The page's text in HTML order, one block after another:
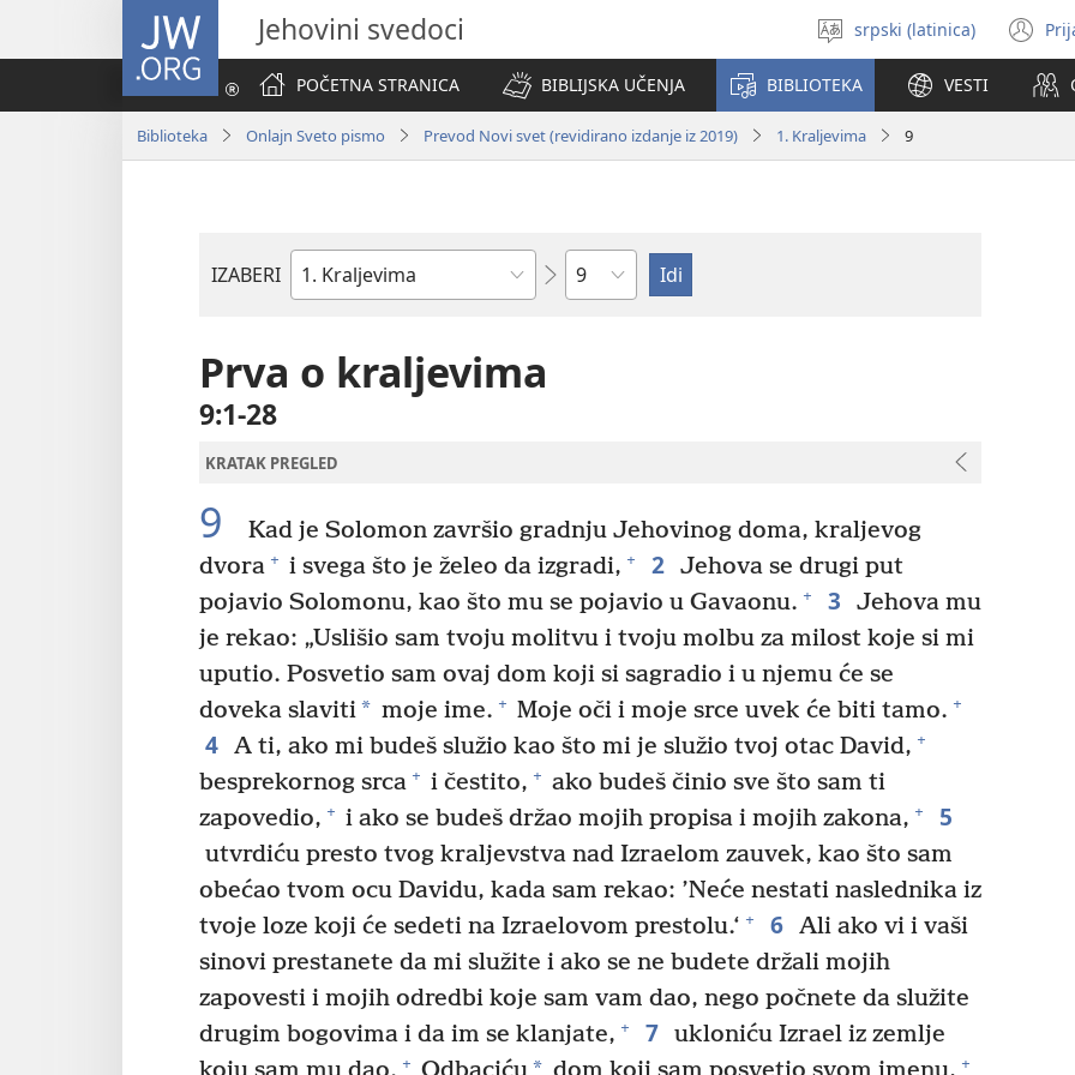
JW.ORG Jehovini svedoci
Izaberi
jezik
srpski (latinica)
POČETNA STRANICA
BIBLIJSKA UČENJA BIBLIOTEKA VESTI
Biblioteka Onlajn Sveto pismo Prevod Novi svet (revidirano izdanje iz 2019) 1. Kraljevima 9
IZABERI
Biblijska
Poglavlje
Prva o kraljevima
9:1-28
KRATAK PREGLED
9
Kad je Solomon završio gradnju Jehovinog doma, kraljevog
dvora + i svega što je želeo da izgradi, + 2 Jehova se drugi put
pojavio Solomonu, kao što mu se pojavio u Gavaonu. + 3
Jehova mu
je rekao: „Uslišio sam tvoju molitvu i tvoju molbu za milost koje si mi
uputio. Posvetio sam ovaj dom koji si sagradio i u njemu će se
doveka slaviti* moje ime. + Moje oči i moje srce uvek će biti tamo. +
4 A ti, ako mi budeš služio kao što mi je služio tvoj otac David, +
besprekornog srca + i čestito, + ako budeš činio sve što sam ti
zapovedio, + i ako se budeš držao mojih propisa i mojih zakona, + 5
utvrdiću presto tvog kraljevstva nad Izraelom zauvek, kao što sam
obećao tvom ocu Davidu, kada sam rekao: ’Neće nestati naslednika iz
tvoje loze koji će sedeti na Izraelovom prestolu.‘ + 6 Ali ako vi i vaši
sinovi prestanete da mi služite i ako se ne budete držali mojih
zapovesti i mojih odredbi koje sam vam dao, nego počnete da služite
drugim bogovima i da im se klanjate, + 7 ukloniću Izrael iz zemlje
+ +